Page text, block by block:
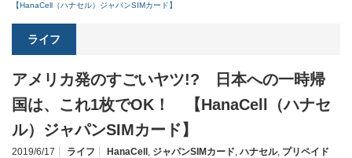
【HanaCell（ハナセル）ジャパンSIMカード】
ライフ
アメリカ発のすごいヤツ!? 日本への一時帰
国は、これ1枚でOK！ 【HanaCell（ハナセ
ル）ジャパンSIMカード】
2019/6/17 ライフ HanaCell , ジャパンSIMカード, ハナセル, プリペイド